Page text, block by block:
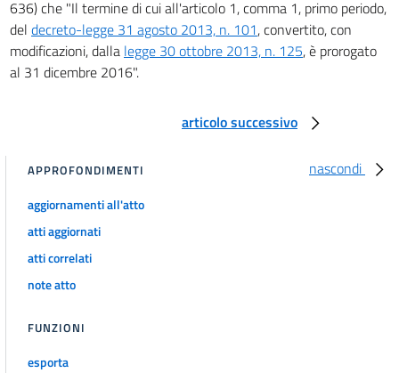
636) che "Il termine di cui all'articolo 1, comma 1, primo periodo,
del decreto-legge 31 agosto 2013, n. 101, convertito, con
modificazioni, dalla legge 30 ottobre 2013, n. 125, è prorogato
al 31 dicembre 2016".
articolo successivo
nascondi
APPROFONDIMENTI
aggiornamenti all'atto
atti aggiornati
atti correlati
note atto
FUNZIONI
esporta